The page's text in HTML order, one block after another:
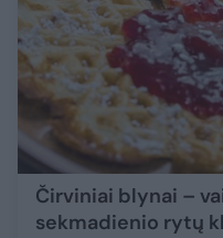
Čirviniai blynai –
sekmadienio rytų